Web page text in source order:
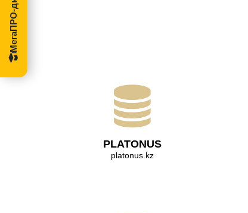
PLATONUS
platonus.kz